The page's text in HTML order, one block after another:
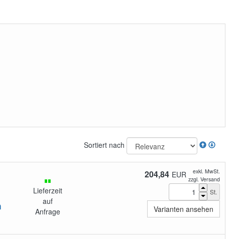
Sortiert nach
Lieferzeit
auf
Anfrage
204,84 EUR
exkl. MwSt.
zzgl. Versand
St.
Varianten ansehen